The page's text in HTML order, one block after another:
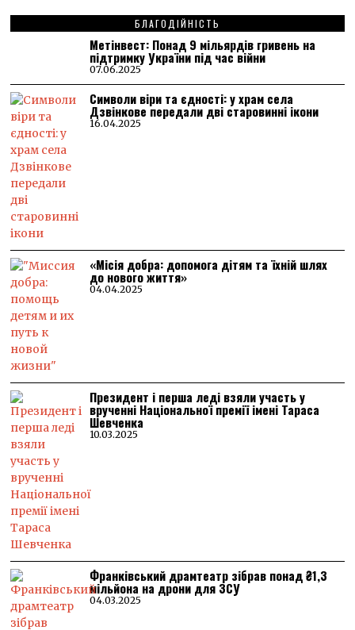
БЛАГОДІЙНІСТЬ
Метінвест: Понад 9 мільярдів гривень на
підтримку України під час війни
07.06.2025
Символи віри та єдності: у храм села
Дзвінкове передали дві старовинні ікони
16.04.2025
«Місія добра: допомога дітям та їхній шлях
до нового життя»
04.04.2025
Президент і перша леді взяли участь у
врученні Національної премії імені Тараса
Шевченка
10.03.2025
Франківський драмтеатр зібрав понад ₴1,3
мільйона на дрони для ЗСУ
04.03.2025